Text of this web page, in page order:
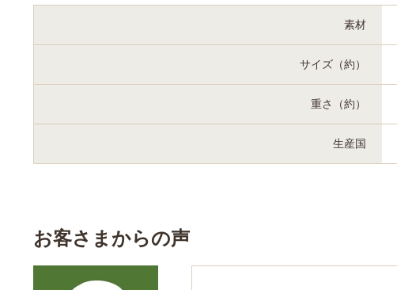
素材
サイズ（約）
重さ（約）
生産国
お客さまからの声